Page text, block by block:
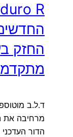
החזק
מרחיבה את